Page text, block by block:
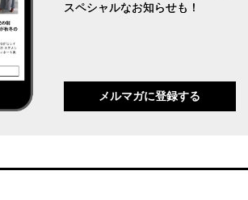
スペシャルなお知らせも！
メルマガに登録する